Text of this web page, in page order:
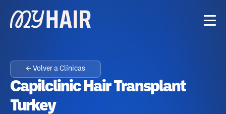
← Volver a Clínicas
Capilclinic Hair Transplant
Turkey